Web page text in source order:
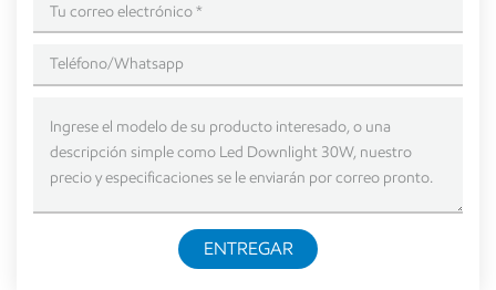
ENTREGAR